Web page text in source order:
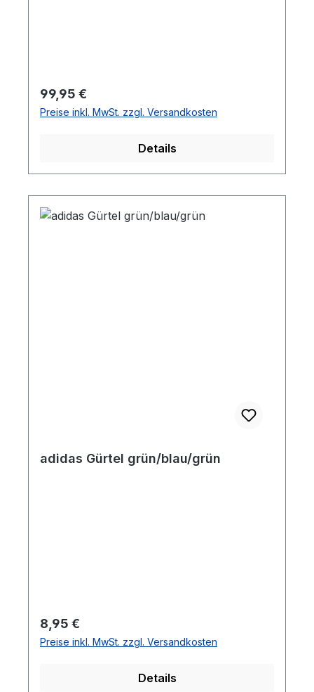
Regulärer Preis:
99,95 €
Preise inkl. MwSt. zzgl. Versandkosten
Details
adidas Gürtel grün/blau/grün
Regulärer Preis:
8,95 €
Preise inkl. MwSt. zzgl. Versandkosten
Details